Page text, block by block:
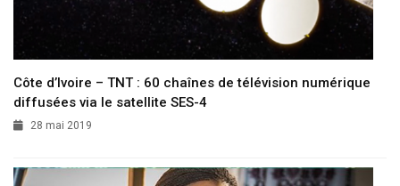
Côte d’Ivoire – TNT : 60 chaînes de télévision numérique
diffusées via le satellite SES-4
28 mai 2019